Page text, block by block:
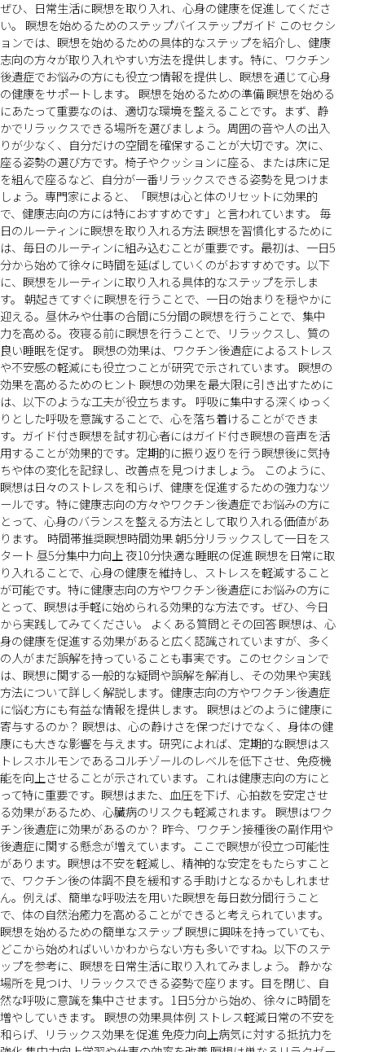
ぜひ、日常生活に瞑想を取り入れ、心身の健康を促進してくださ
い。 瞑想を始めるためのステップバイステップガイド このセクシ
ョンでは、瞑想を始めるための具体的なステップを紹介し、健康
志向の方々が取り入れやすい方法を提供します。特に、ワクチン
後遺症でお悩みの方にも役立つ情報を提供し、瞑想を通じて心身
の健康をサポートします。 瞑想を始めるための準備 瞑想を始める
にあたって重要なのは、適切な環境を整えることです。まず、静
かでリラックスできる場所を選びましょう。周囲の音や人の出入
りが少なく、自分だけの空間を確保することが大切です。次に、
座る姿勢の選び方です。椅子やクッションに座る、または床に足
を組んで座るなど、自分が一番リラックスできる姿勢を見つけま
しょう。専門家によると、「瞑想は心と体のリセットに効果的
で、健康志向の方には特におすすめです」と言われています。 毎
日のルーティンに瞑想を取り入れる方法 瞑想を習慣化するために
は、毎日のルーティンに組み込むことが重要です。最初は、一日5
分から始めて徐々に時間を延ばしていくのがおすすめです。以下
に、瞑想をルーティンに取り入れる具体的なステップを示しま
す。 朝起きてすぐに瞑想を行うことで、一日の始まりを穏やかに
迎える。昼休みや仕事の合間に5分間の瞑想を行うことで、集中
力を高める。夜寝る前に瞑想を行うことで、リラックスし、質の
良い睡眠を促す。 瞑想の効果は、ワクチン後遺症によるストレス
や不安感の軽減にも役立つことが研究で示されています。 瞑想の
効果を高めるためのヒント 瞑想の効果を最大限に引き出すために
は、以下のような工夫が役立ちます。 呼吸に集中する深くゆっく
りとした呼吸を意識することで、心を落ち着けることができま
す。ガイド付き瞑想を試す初心者にはガイド付き瞑想の音声を活
用することが効果的です。定期的に振り返りを行う瞑想後に気持
ちや体の変化を記録し、改善点を見つけましょう。 このように、
瞑想は日々のストレスを和らげ、健康を促進するための強力なツ
ールです。特に健康志向の方々やワクチン後遺症でお悩みの方に
とって、心身のバランスを整える方法として取り入れる価値があ
ります。 時間帯推奨瞑想時間効果 朝5分リラックスして一日をス
タート 昼5分集中力向上 夜10分快適な睡眠の促進 瞑想を日常に取
り入れることで、心身の健康を維持し、ストレスを軽減すること
が可能です。特に健康志向の方やワクチン後遺症にお悩みの方に
とって、瞑想は手軽に始められる効果的な方法です。ぜひ、今日
から実践してみてください。 よくある質問とその回答 瞑想は、心
身の健康を促進する効果があると広く認識されていますが、多く
の人がまだ誤解を持っていることも事実です。このセクションで
は、瞑想に関する一般的な疑問や誤解を解消し、その効果や実践
方法について詳しく解説します。健康志向の方やワクチン後遺症
に悩む方にも有益な情報を提供します。 瞑想はどのように健康に
寄与するのか？ 瞑想は、心の静けさを保つだけでなく、身体の健
康にも大きな影響を与えます。研究によれば、定期的な瞑想はス
トレスホルモンであるコルチゾールのレベルを低下させ、免疫機
能を向上させることが示されています。これは健康志向の方にと
って特に重要です。瞑想はまた、血圧を下げ、心拍数を安定させ
る効果があるため、心臓病のリスクも軽減されます。 瞑想はワク
チン後遺症に効果があるのか？ 昨今、ワクチン接種後の副作用や
後遺症に関する懸念が増えています。ここで瞑想が役立つ可能性
があります。瞑想は不安を軽減し、精神的な安定をもたらすこと
で、ワクチン後の体調不良を緩和する手助けとなるかもしれませ
ん。例えば、簡単な呼吸法を用いた瞑想を毎日数分間行うこと
で、体の自然治癒力を高めることができると考えられています。
瞑想を始めるための簡単なステップ 瞑想に興味を持っていても、
どこから始めればいいかわからない方も多いですね。以下のステ
ップを参考に、瞑想を日常生活に取り入れてみましょう。 静かな
場所を見つけ、リラックスできる姿勢で座ります。目を閉じ、自
然な呼吸に意識を集中させます。1日5分から始め、徐々に時間を
増やしていきます。 瞑想の効果具体例 ストレス軽減日常の不安を
和らげ、リラックス効果を促進 免疫力向上病気に対する抵抗力を